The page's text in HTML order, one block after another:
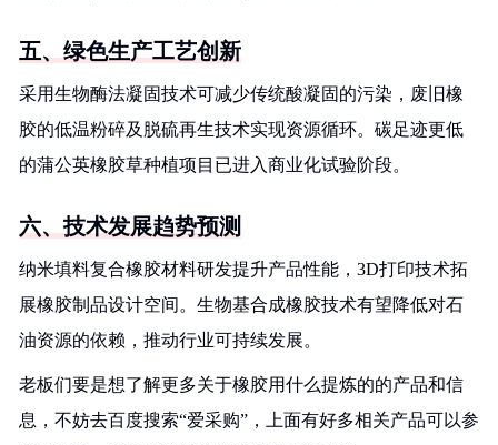
五、绿色生产工艺创新
采用生物酶法凝固技术可减少传统酸凝固的污染，废旧橡
胶的低温粉碎及脱硫再生技术实现资源循环。碳足迹更低
的蒲公英橡胶草种植项目已进入商业化试验阶段。
六、技术发展趋势预测
纳米填料复合橡胶材料研发提升产品性能，3D打印技术拓
展橡胶制品设计空间。生物基合成橡胶技术有望降低对石
油资源的依赖，推动行业可持续发展。
老板们要是想了解更多关于橡胶用什么提炼的的产品和信
息，不妨去百度搜索“爱采购”，上面有好多相关产品可以参